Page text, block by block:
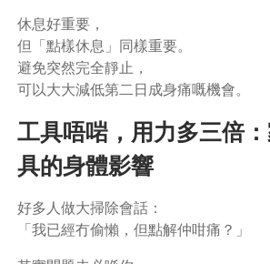
休息好重要，
但「點樣休息」同樣重要。
避免突然完全靜止，
可以大大減低第二日成身痛嘅機會。
工具唔啱，用力多三倍
具的身體影響
好多人做大掃除會話：
「我已經冇偷懶，但點解仲咁痛？」